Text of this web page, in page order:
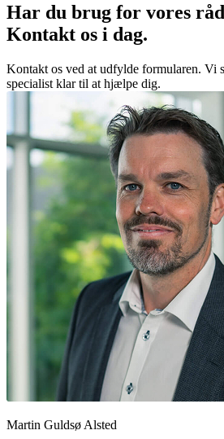
Har du brug for vores
Kontakt os i dag.
Kontakt os ved at udfylde formularen. Vi
specialist klar til at hjælpe dig.
Martin Guldsø Alsted